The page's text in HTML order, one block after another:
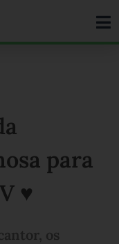
para
♥
os